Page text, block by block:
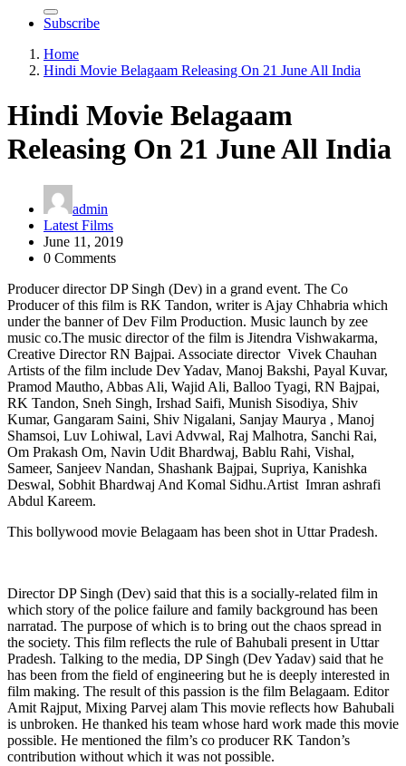
Subscribe
Home
Hindi Movie Belagaam Releasing On 21 June All India
Hindi Movie Belagaam
Releasing On 21 June All India
admin
Latest Films
June 11, 2019
0 Comments
Producer director DP Singh (Dev) in a grand event. The Co
Producer of this film is RK Tandon, writer is Ajay Chhabria which
under the banner of Dev Film Production. Music launch by zee
music co.The music director of the film is Jitendra Vishwakarma,
Creative Director RN Bajpai. Associate director Vivek Chauhan
Artists of the film include Dev Yadav, Manoj Bakshi, Payal Kuvar,
Pramod Mautho, Abbas Ali, Wajid Ali, Balloo Tyagi, RN Bajpai,
RK Tandon, Sneh Singh, Irshad Saifi, Munish Sisodiya, Shiv
Kumar, Gangaram Saini, Shiv Nigalani, Sanjay Maurya , Manoj
Shamsoi, Luv Lohiwal, Lavi Advwal, Raj Malhotra, Sanchi Rai,
Om Prakash Om, Navin Udit Bhardwaj, Bablu Rahi, Vishal,
Sameer, Sanjeev Nandan, Shashank Bajpai, Supriya, Kanishka
Deswal, Sobhit Bhardwaj And Komal Sidhu.Artist Imran ashrafi
Abdul Kareem.
This bollywood movie Belagaam has been shot in Uttar Pradesh.
Director DP Singh (Dev) said that this is a socially-related film in
which story of the police failure and family background has been
narratad. The purpose of which is to bring out the chaos spread in
the society. This film reflects the rule of Bahubali present in Uttar
Pradesh. Talking to the media, DP Singh (Dev Yadav) said that he
has been from the field of engineering but he is deeply interested in
film making. The result of this passion is the film Belagaam. Editor
Amit Rajput, Mixing Parvej alam This movie reflects how Bahubali
is unbroken. He thanked his team whose hard work made this movie
possible. He mentioned the film’s co producer RK Tandon’s
contribution without which it was not possible.